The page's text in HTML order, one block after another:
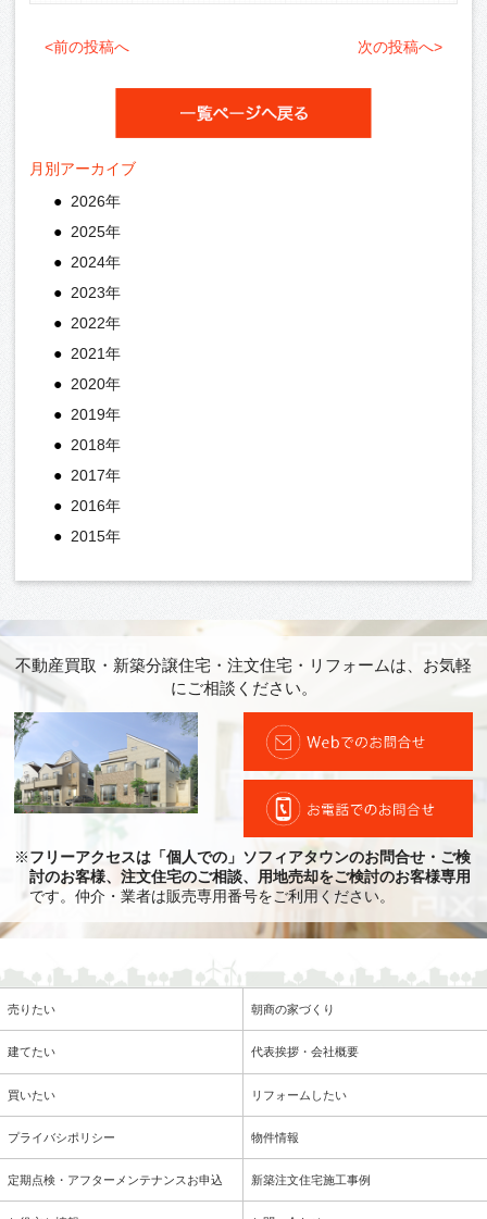
<前の投稿へ 次の投稿へ>
月別アーカイブ
2026年
2025年
2024年
2023年
2022年
2021年
2020年
2019年
2018年
2017年
2016年
2015年
不動産買取・新築分譲住宅・注文住宅・リフォームは、お気軽
にご相談ください。
※フリーアクセスは「個人での」ソフィアタウンのお問合せ・ご検
討のお客様、注文住宅のご相談、用地売却をご検討のお客様専用
です。仲介・業者は販売専用番号をご利用ください。
売りたい 朝商の家づくり
建てたい 代表挨拶・会社概要
買いたい リフォームしたい
プライバシポリシー 物件情報
定期点検・アフターメンテナンスお申込 新築注文住宅施工事例